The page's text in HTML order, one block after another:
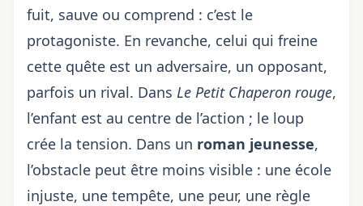
fuit, sauve ou comprend : c’est le
protagoniste. En revanche, celui qui freine
cette quête est un adversaire, un opposant,
parfois un rival. Dans Le Petit Chaperon rouge,
l’enfant est au centre de l’action ; le loup
crée la tension. Dans un roman jeunesse,
l’obstacle peut être moins visible : une école
injuste, une tempête, une peur, une règle